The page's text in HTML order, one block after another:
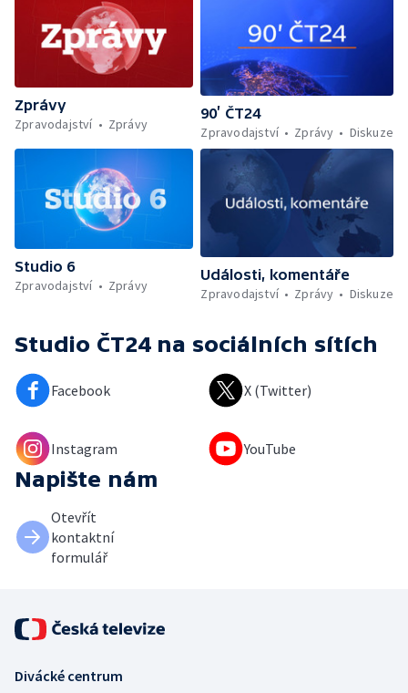
Zprávy
Zpravodajství
Zprávy
90’ ČT24
Zpravodajství
Zprávy Diskuze
Studio 6
Zpravodajství
Zprávy
Události, komentáře
Zpravodajství
Zprávy Diskuze
Studio ČT24 na sociálních sítích
Facebook X (Twitter)
Instagram YouTube
Napište nám
Otevřít
kontaktní
formulář
Divácké centrum